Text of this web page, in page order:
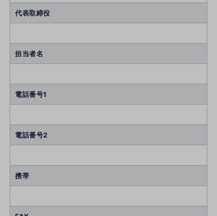
代表取締役
担当者名
電話番号1
電話番号2
携帯